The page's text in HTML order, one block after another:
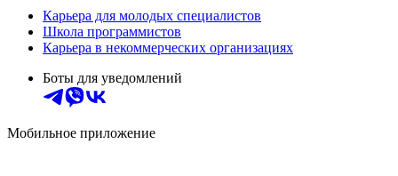
Карьера для молодых специалистов
Школа программистов
Карьера в некоммерческих организациях
Боты для уведомлений
Мобильное приложение